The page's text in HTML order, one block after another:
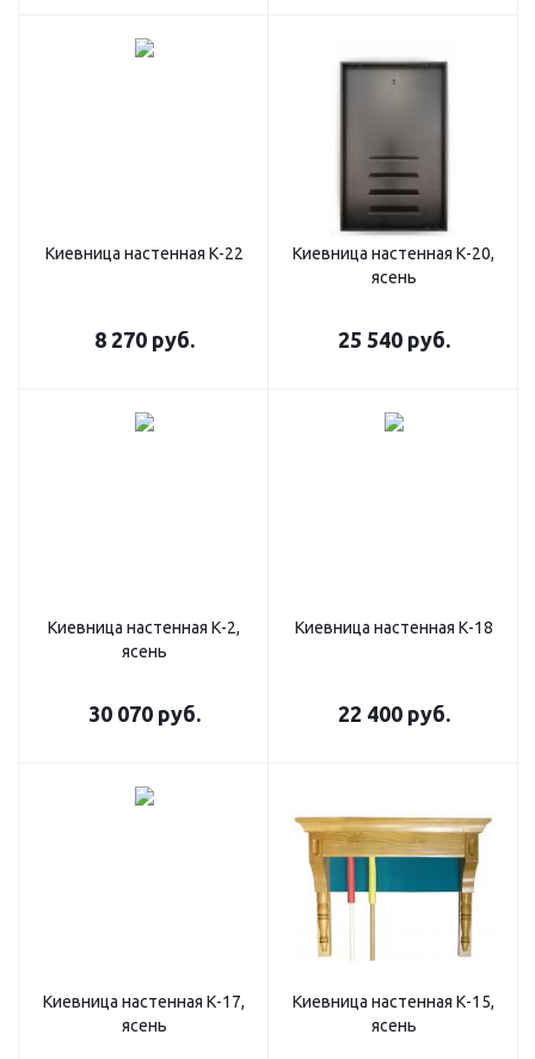
Киевница настенная К-22
8 270руб.
Киевница настенная К-20,
ясень
25 540руб.
Киевница настенная К-2,
ясень
30 070руб.
Киевница настенная К-18
22 400руб.
Киевница настенная К-17,
ясень
Киевница настенная К-15,
ясень